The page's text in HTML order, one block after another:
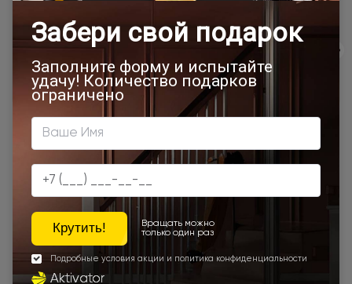
900x2000
800х1950 800x2000 900x2200 600x1950
450x2000
1000x2100
800x2400 700x2200
Двери межкомнатные 1000х2000 мм 900x1900
Наши преимущества